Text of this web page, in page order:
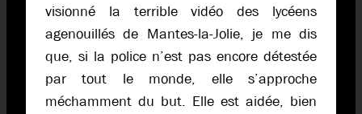
visionné la terrible vidéo des lycéens
agenouillés de Mantes-la-Jolie, je me dis
que, si la police n’est pas encore détestée
par tout le monde, elle s’approche
méchamment du but. Elle est aidée, bien